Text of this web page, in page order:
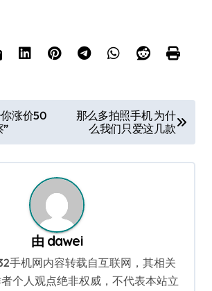
涨价50
”
那么多拍照手机 为什
么我们只爱这几款
由 dawei
手机网内容转载自互联网，其相关
个人观点绝非权威，不代表本站立